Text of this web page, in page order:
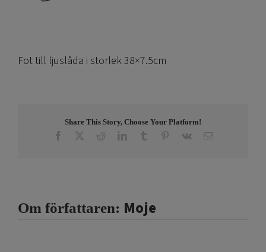
Fot till ljuslåda i storlek 38×7.5cm
Share This Story, Choose Your Platform!
Facebook RedditLinkedInTumblr Pinterest
Vk E-
Om författaren: Moje